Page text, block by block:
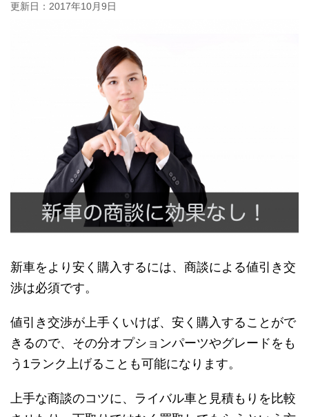
更新日： 2017年10月9日
新車をより安く購入するには、商談による値引き交
渉は必須です。
値引き交渉が上手くいけば、安く購入することがで
きるので、その分オプションパーツやグレードをも
う1ランク上げることも可能になります。
上手な商談のコツに、ライバル車と見積もりを比較